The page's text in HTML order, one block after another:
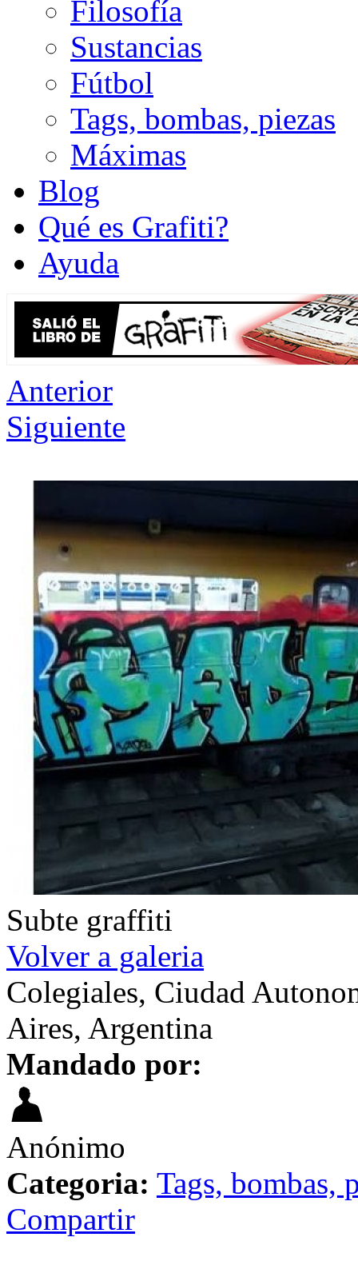
Filosofía
Sustancias
Fútbol
Tags, bombas, piezas
Máximas
Blog
Qué es Grafiti?
Ayuda
Anterior
Siguiente
Subte graffiti
Volver a galeria
Colegiales, Ciudad
Aires, Argentina
Mandado por:
Anónimo
Categoria: Tags, bombas,
Compartir